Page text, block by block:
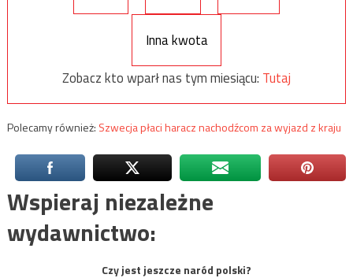
Inna kwota
Zobacz kto wparł nas tym miesiącu: Tutaj
Polecamy również: Szwecja płaci haracz nachodźcom za wyjazd z kraju
Wspieraj niezależne
wydawnictwo:
Czy jest jeszcze naród polski?